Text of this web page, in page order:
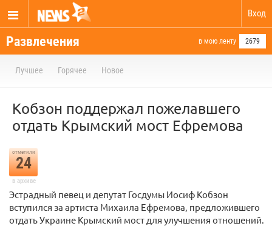
Вход
Развлечения в мою ленту 2679
Лучшее Горячее Новое
Кобзон поддержал пожелавшего
отдать Крымский мост Ефремова
отметили
24
в архиве
Эстрадный певец и депутат Госдумы Иосиф Кобзон
вступился за артиста Михаила Ефремова, предложившего
отдать Украине Крымский мост для улучшения отношений.